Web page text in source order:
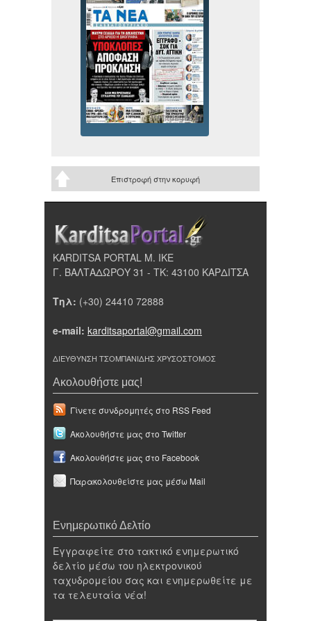
Επιστροφή στην κορυφή
KARDITSA PORTAL Μ. ΙΚΕ
Γ. ΒΑΛΤΑΔΩΡΟΥ 31 - ΤΚ: 43100 ΚΑΡΔΙΤΣΑ
Τηλ: (+30) 24410 72888
e-mail: karditsaportal@gmail.com
ΔΙΕΥΘΥΝΣΗ ΤΣΟΜΠΑΝΙΔΗΣ ΧΡΥΣΟΣΤΟΜΟΣ
Ακολουθήστε μας!
Γίνετε συνδρομητές στο RSS Feed
Ακολουθήστε μας στο Twitter
Ακολουθήστε μας στο Facebook
Παρακολουθείστε μας μέσω Mail
Ενημερωτικό Δελτίο
Εγγραφείτε στο τακτικό ενημερωτικό
δελτίο μέσω του ηλεκτρονικού
ταχυδρομείου σας και ενημερωθείτε με
τα τελευταία νέα!